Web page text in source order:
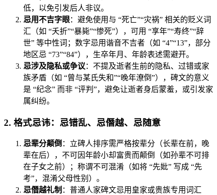
低，以免引发后人非议。
忌用不吉字眼：避免使用与 “死亡”“灾祸” 相关的贬义词
汇（如 “夭折”“暴毙”“惨死”），可用 “享年”“寿终”“辞
世” 等中性词；数字忌用谐音不吉者（如 “4”“13”，部分
地区忌 “73”“84”），生卒年月、年龄表述需避开。
忌涉及隐私或争议 ：不提及逝者生前的隐私、过错或家
族矛盾（如 “曾与某氏失和”“晚年潦倒”），碑文的意义
是 “纪念” 而非 “评判”，避免让逝者身后蒙羞，或引发家
属纠纷。
2. 格式忌讳：忌错乱、忌僭越、忌随意
忌辈分颠倒 ：立碑人排序需严格按辈分（长辈在前，晚
辈在后），不可因年龄小却富贵而颠倒（如孙辈不可排
在子女之前）；称谓不可混淆（如将 “先妣” 写成 “先
考”，混淆父母性别）。
忌僭越礼制 ：普通人家碑文忌用皇家或贵族专用词汇